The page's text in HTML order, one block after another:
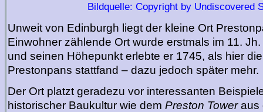
Bildquelle: Copyright by Undiscovered
Unweit von Edinburgh liegt der kleine Ort
Einwohner zählende Ort wurde erstmals im 11.
und seinen Höhepunkt erlebte er 1745, als hier
Prestonpans stattfand – dazu jedoch später mehr.
Der Ort platzt geradezu vor interessanten
historischer Baukultur wie dem Preston Toweraus